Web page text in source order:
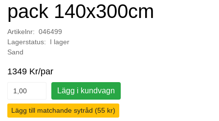
pack 140x300cm
Artikelnr: 046499
Lagerstatus: I lager
Sand
1349 Kr/par
Lägg i kundvagn
Lägg till matchande sytråd (55 kr)